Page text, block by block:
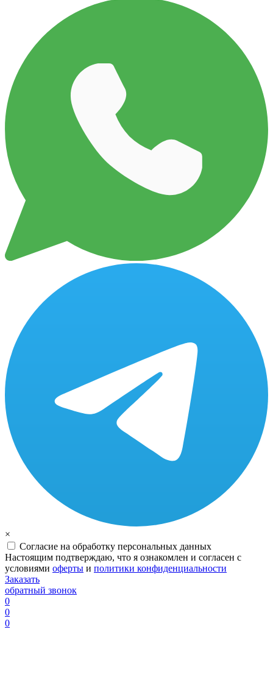
×
Согласие на обработку персональных данных
Настоящим подтверждаю, что я ознакомлен и согласен с
условиями оферты и политики конфиденциальности
Заказать
обратный звонок
0
0
0